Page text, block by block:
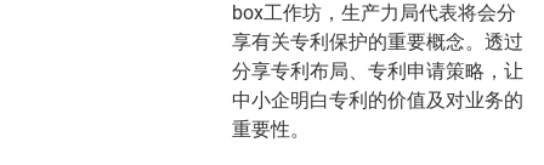
box工作坊，生产力局代表将会分
享有关专利保护的重要概念。透过
分享专利布局、专利申请策略，让
中小企明白专利的价值及对业务的
重要性。